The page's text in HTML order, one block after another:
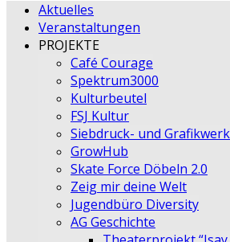
Aktuelles
Veranstaltungen
PROJEKTE
Café Courage
Spektrum3000
Kulturbeutel
FSJ Kultur
Siebdruck- und
GrowHub
Skate Force Döbeln 2.0
Zeig mir deine Welt
Jugendbüro Diversity
AG Geschichte